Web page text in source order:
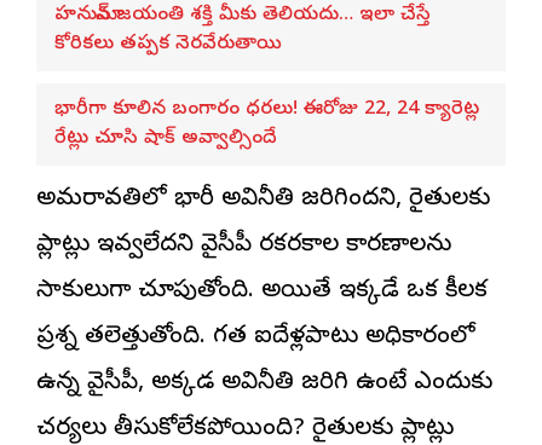
హనుమాన్ జయంతి శక్తి మీకు తెలియదు… ఇలా చేస్తే
కోరికలు తప్పక నెరవేరుతాయి
భారీగా కూలిన బంగారం ధరలు! ఈరోజు 22, 24 క్యారెట్ల
రేట్లు చూసి షాక్ అవ్వాల్సిందే
అమరావతిలో భారీ అవినీతి జరిగిందని, రైతులకు
ప్లాట్లు ఇవ్వలేదని వైసీపీ రకరకాల కారణాలను
సాకులుగా చూపుతోంది. అయితే ఇక్కడే ఒక కీలక
ప్రశ్న తలెత్తుతోంది. గత ఐదేళ్లపాటు అధికారంలో
ఉన్న వైసీపీ, అక్కడ అవినీతి జరిగి ఉంటే ఎందుకు
చర్యలు తీసుకోలేకపోయింది? రైతులకు ప్లాట్లు